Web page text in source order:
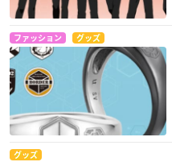
ファッション グッズ
グッズ